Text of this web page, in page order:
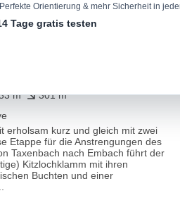
PANORAMA
Kitzlochklamm |
m
301 m
erholsam kurz und gleich mit zwei
Etappe für die Anstrengungen des
Taxenbach nach Embach führt der
Kitzlochklamm mit ihren
Buchten und einer
Perfekte Orientierung & mehr Sicherheit in
Tage gratis testen